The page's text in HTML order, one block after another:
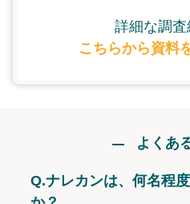
詳細な調査
こちらから資料
よくあ
Q.ナレカンは、何名程